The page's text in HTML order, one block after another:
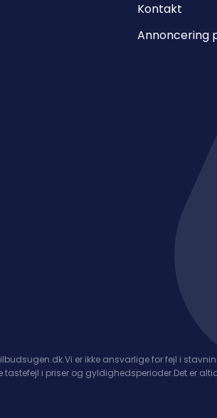
Kontakt
Annoncering
Vi er ikke ansvarlige for fejl i
i priser og gyldighedsperioder.Det er